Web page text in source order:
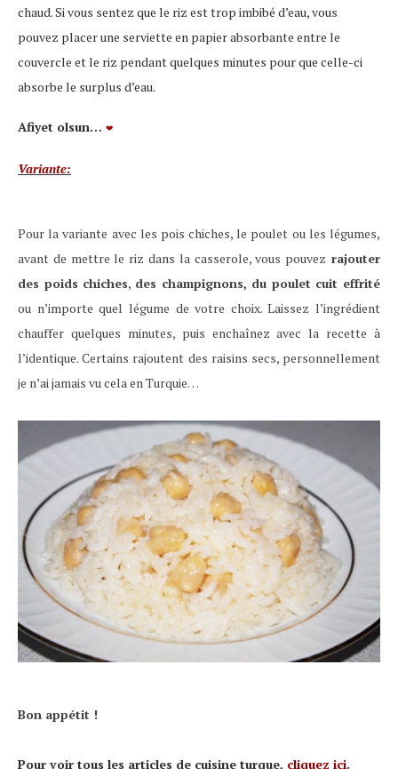
chaud. Si vous sentez que le riz est trop imbibé d’eau, vous
pouvez placer une serviette en papier absorbante entre le
couvercle et le riz pendant quelques minutes pour que celle-ci
absorbe le surplus d’eau.
Afiyet olsun… ❤
Variante:
Pour la variante avec les pois chiches, le poulet ou les légumes,
avant de mettre le riz dans la casserole, vous pouvez rajouter
des poids chiches, des champignons, du poulet cuit effrité
ou n’importe quel légume de votre choix. Laissez l’ingrédient
chauffer quelques minutes, puis enchaînez avec la recette à
l’identique. Certains rajoutent des raisins secs, personnellement
je n’ai jamais vu cela en Turquie…
Bon appétit !
Pour voir tous les articles de cuisine turque, cliquez ici.